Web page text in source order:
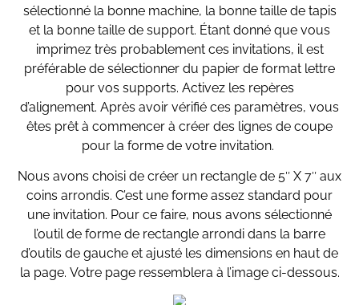
sélectionné la bonne machine, la bonne taille de tapis
et la bonne taille de support. Étant donné que vous
imprimez très probablement ces invitations, il est
préférable de sélectionner du papier de format lettre
pour vos supports. Activez les repères
d’alignement. Après avoir vérifié ces paramètres, vous
êtes prêt à commencer à créer des lignes de coupe
pour la forme de votre invitation.
Nous avons choisi de créer un rectangle de 5″ X 7″ aux
coins arrondis. C’est une forme assez standard pour
une invitation. Pour ce faire, nous avons sélectionné
l’outil de forme de rectangle arrondi dans la barre
d’outils de gauche et ajusté les dimensions en haut de
la page. Votre page ressemblera à l’image ci-dessous.